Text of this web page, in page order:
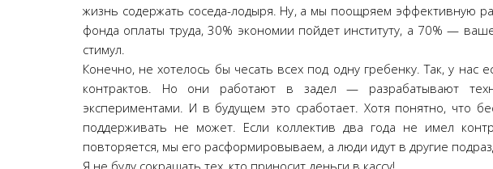
жизнь содержать соседа-лодыря. Ну, а мы поощряем эффективную
фонда оплаты труда, 30% экономии пойдет институту, а 70% —
стимул.
Конечно, не хотелось бы чесать всех под одну гребенку. Так, у нас
контрактов. Но они работают в задел — разрабатывают
экспериментами. И в будущем это сработает. Хотя понятно, что
поддерживать не может. Если коллектив два года не имел
повторяется, мы его расформировываем, а люди идут в другие
Я не буду сокращать тех, кто приносит деньги в кассу!